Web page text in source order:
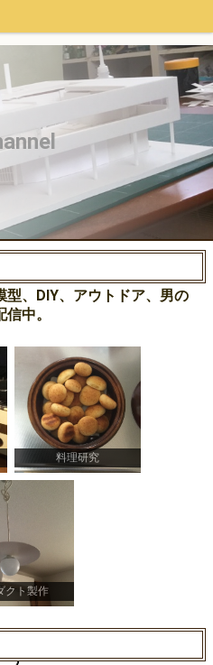
、DIY、アウトドア、男の
中。
料理研究
クト製作